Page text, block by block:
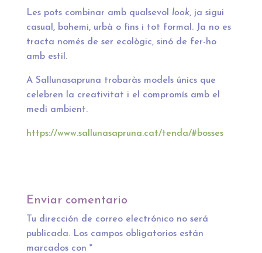
Les pots combinar amb qualsevol look, ja sigui
casual, bohemi, urbà o fins i tot formal. Ja no es
tracta només de ser ecològic, sinó de fer-ho
amb estil.
A Sallunasapruna trobaràs models únics que
celebren la creativitat i el compromís amb el
medi ambient.
https://www.sallunasapruna.cat/tenda/#bosses
Enviar comentario
Tu dirección de correo electrónico no será
publicada. Los campos obligatorios están
marcados con *